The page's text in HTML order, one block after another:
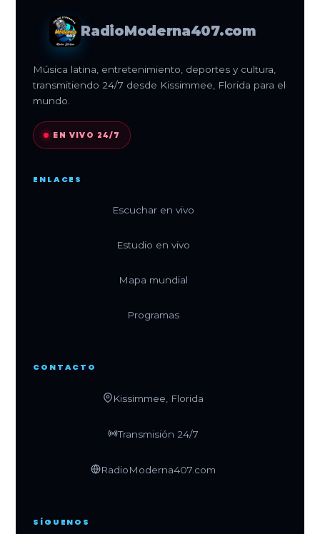
RadioModerna407.com
Música latina, entretenimiento, deportes y cultura,
transmitiendo 24/7 desde Kissimmee, Florida para el
mundo.
EN VIVO 24/7
ENLACES
Escuchar en vivo
Estudio en vivo
Mapa mundial
Programas
CONTACTO
Kissimmee, Florida
Transmisión 24/7
RadioModerna407.com
SÍGUENOS